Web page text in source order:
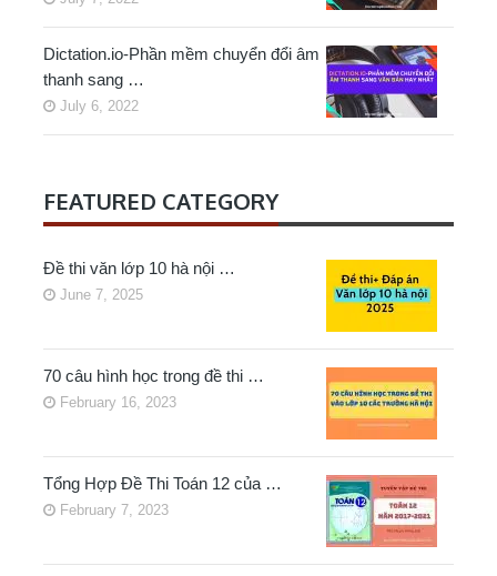
Dictation.io-Phần mềm chuyển đổi âm
thanh sang …
July 6, 2022
FEATURED CATEGORY
Đề thi văn lớp 10 hà nội …
June 7, 2025
70 câu hình học trong đề thi …
February 16, 2023
Tổng Hợp Đề Thi Toán 12 của …
February 7, 2023